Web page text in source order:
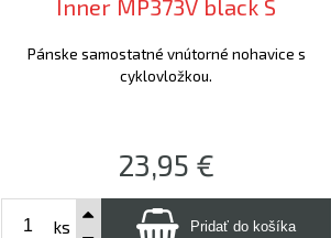
Inner MP373V black S
Pánske samostatné vnútorné nohavice s
cyklovložkou.
23,95 €
ks